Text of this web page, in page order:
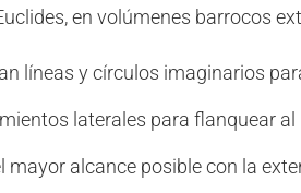
en volúmenes barrocos
líneas y círculos imaginarios
laterales para flanquear
mayor alcance posible con la